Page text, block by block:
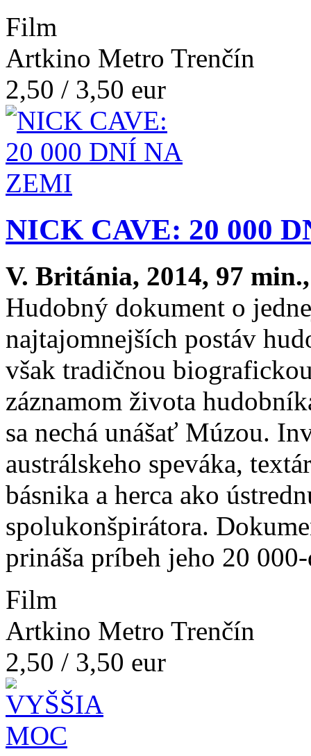
Film
Artkino Metro Trenčín
2,50 / 3,50 eur
NICK CAVE: 20 000
V. Británia, 2014, 97
Hudobný dokument o
najtajomnejších postáv
však tradičnou
záznamom života
sa nechá unášať Múzou.
austrálskeho speváka,
básnika a herca ako
spolukonšpirátora.
prináša príbeh jeho 20
Film
Artkino Metro Trenčín
2,50 / 3,50 eur